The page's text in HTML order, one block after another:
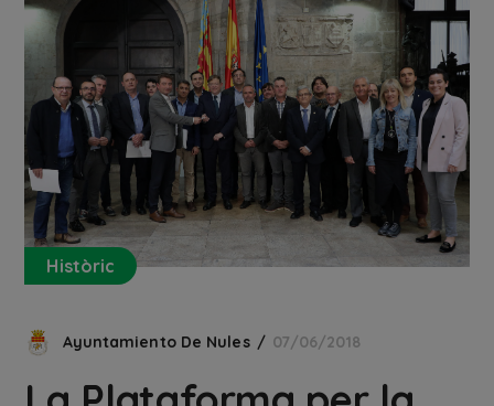
Històric
Ayuntamiento De Nules 07/06/2018